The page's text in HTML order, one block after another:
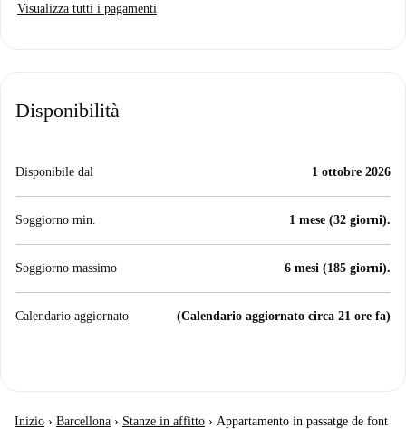
Visualizza tutti i pagamenti
Disponibilità
Disponibile dal 1 ottobre 2026
Soggiorno min. 1 mese (32 giorni).
Soggiorno massimo 6 mesi (185 giorni).
Calendario aggiornato (Calendario aggiornato circa 21 ore fa)
Inizio › Barcellona › Stanze in affitto › Appartamento in passatge de font